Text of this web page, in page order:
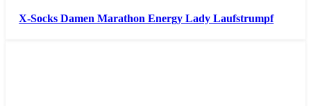
X-Socks Damen Marathon Energy Lady Laufstrumpf